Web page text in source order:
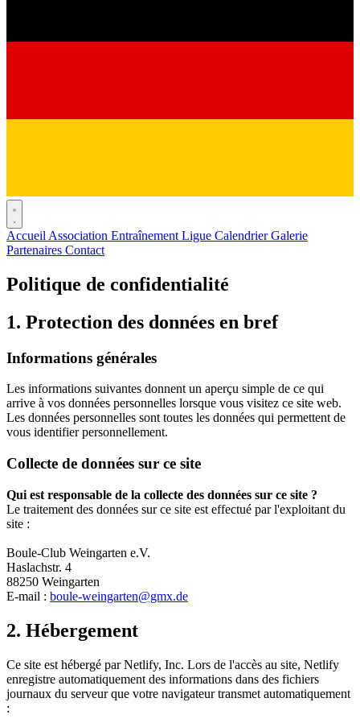
Accueil Association Entraînement Ligue CalendrierGalerie
Partenaires Contact
Politique de confidentialité
1. Protection des données en bref
Informations générales
Les informations suivantes donnent un aperçu simple de ce qui
arrive à vos données personnelles lorsque vous visitez ce site web.
Les données personnelles sont toutes les données qui permettent de
vous identifier personnellement.
Collecte de données sur ce site
Qui est responsable de la collecte des données sur ce site ?
Le traitement des données sur ce site est effectué par l'exploitant du
site :
Boule-Club Weingarten e.V.
Haslachstr. 4
88250 Weingarten
E-mail : boule-weingarten@gmx.de
2. Hébergement
Ce site est hébergé par Netlify, Inc. Lors de l'accès au site, Netlify
enregistre automatiquement des informations dans des fichiers
journaux du serveur que votre navigateur transmet automatiquement
: